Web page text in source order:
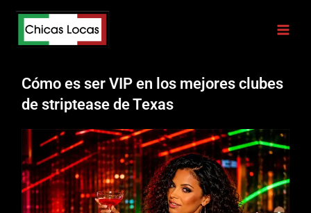
content
Cómo es ser VIP en los mejores clubes
de striptease de Texas